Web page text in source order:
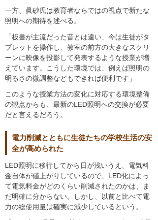
一方、眞砂氏は教育者ならではの視点で新たな
照明への期待を述べる。
「板書が主流だった昔とは違い、今は生徒がタ
ブレットを操作し、教室の前方の大きなスクリ
ーンに映像を投影して発表するような授業が増
えています。こうした環境では、例えば照明の
明るさの微調整などもできれば便利です」
このような授業方法の変化に対応する環境整備
の観点からも、最新のLED照明への交換が必要
だと言えるだろう。
電力削減とともに生徒たちの学校生活の安
全が高められた
LED照明に移行してから日が浅いうえ、電気料
金自体が値上がりしているので、LED化によっ
て電気料金がどのくらい削減されたのかは、ま
だ明確に分からない。しかし、以前と比べて電
力の総使用量は確実に減少しているという。